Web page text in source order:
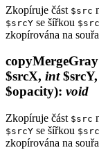
Zkopíruje část $src
$srcY se šířkou
zkopírována na
copyMergeGray
$srcX, int$srcY,
$opacity): void
Zkopíruje část $src
$srcY se šířkou
zkopírována na